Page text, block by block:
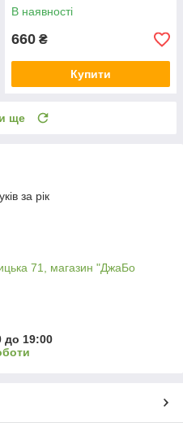
В наявності
660 ₴
Купити
ще
за рік
71, магазин "ДжаБо
до 19:00